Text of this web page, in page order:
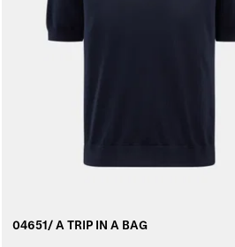
04651/ A TRIP IN A BAG